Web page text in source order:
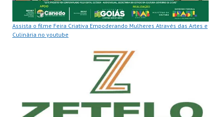
Assista o filme Feira Criativa Empoderando Mulheres Através das Artes e
Culinária no youtube